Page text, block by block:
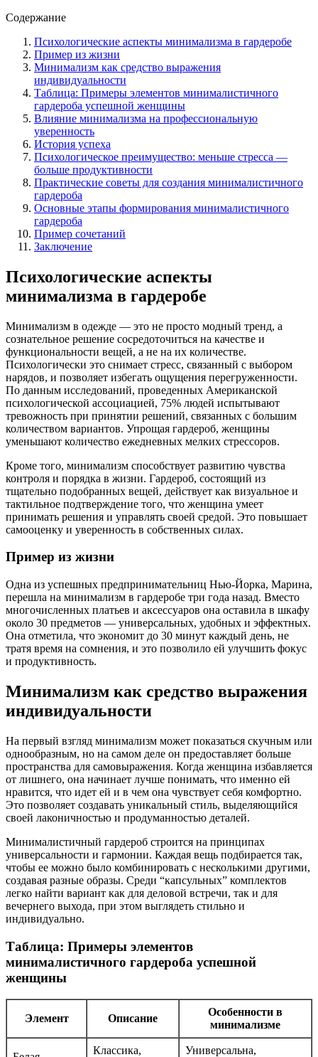
Содержание
Психологические аспекты минимализма в гардеробе
Пример из жизни
Минимализм как средство выражения
индивидуальности
Таблица: Примеры элементов минималистичного
гардероба успешной женщины
Влияние минимализма на профессиональную
уверенность
История успеха
Психологическое преимущество: меньше стресса —
больше продуктивности
Практические советы для создания минималистичного
гардероба
Основные этапы формирования минималистичного
гардероба
Пример сочетаний
Заключение
Психологические аспекты
минимализма в гардеробе
Минимализм в одежде — это не просто модный тренд, а
сознательное решение сосредоточиться на качестве и
функциональности вещей, а не на их количестве.
Психологически это снимает стресс, связанный с выбором
нарядов, и позволяет избегать ощущения перегруженности.
По данным исследований, проведенных Американской
психологической ассоциацией, 75% людей испытывают
тревожность при принятии решений, связанных с большим
количеством вариантов. Упрощая гардероб, женщины
уменьшают количество ежедневных мелких стрессоров.
Кроме того, минимализм способствует развитию чувства
контроля и порядка в жизни. Гардероб, состоящий из
тщательно подобранных вещей, действует как визуальное и
тактильное подтверждение того, что женщина умеет
принимать решения и управлять своей средой. Это повышает
самооценку и уверенность в собственных силах.
Пример из жизни
Одна из успешных предпринимательниц Нью-Йорка, Марина,
перешла на минимализм в гардеробе три года назад. Вместо
многочисленных платьев и аксессуаров она оставила в шкафу
около 30 предметов — универсальных, удобных и эффектных.
Она отметила, что экономит до 30 минут каждый день, не
тратя время на сомнения, и это позволило ей улучшить фокус
и продуктивность.
Минимализм как средство выражения
индивидуальности
На первый взгляд минимализм может показаться скучным или
однообразным, но на самом деле он предоставляет больше
пространства для самовыражения. Когда женщина избавляется
от лишнего, она начинает лучше понимать, что именно ей
нравится, что идет ей и в чем она чувствует себя комфортно.
Это позволяет создавать уникальный стиль, выделяющийся
своей лаконичностью и продуманностью деталей.
Минималистичный гардероб строится на принципах
универсальности и гармонии. Каждая вещь подбирается так,
чтобы ее можно было комбинировать с несколькими другими,
создавая разные образы. Среди “капсульных” комплектов
легко найти вариант как для деловой встречи, так и для
вечернего выхода, при этом выглядеть стильно и
индивидуально.
Таблица: Примеры элементов
минималистичного гардероба успешной
женщины
Элемент Описание
Особенности в
минимализме
Классика, Универсальна,